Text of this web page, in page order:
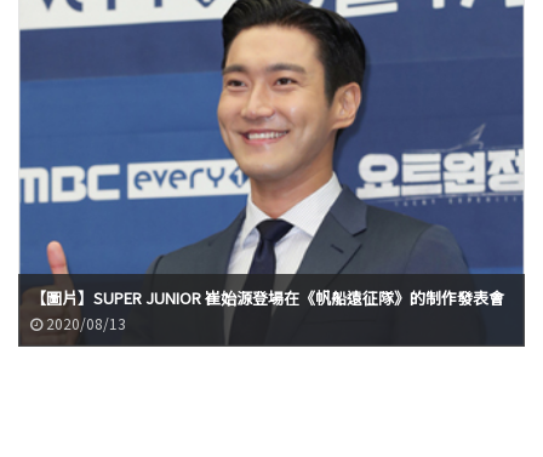
【圖片】SUPER JUNIOR 崔始源登場在《帆船遠征隊》的制作發表會
2020/08/13